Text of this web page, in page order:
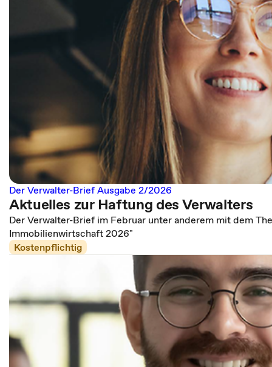
Der Verwalter-Brief Ausgabe 2/2026
Aktuelles zur Haftung des Verwalters
Der Verwalter-Brief im Februar unter anderem mit dem
Immobilienwirtschaft 2026"
Kostenpflichtig